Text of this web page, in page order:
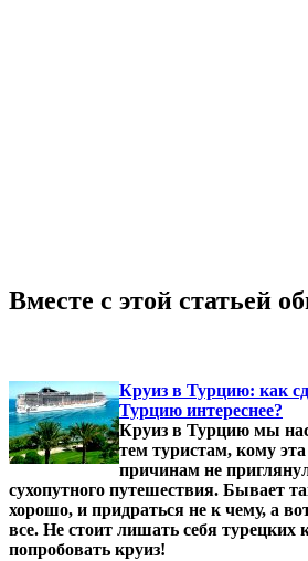
Вместе с этой статьей
Круиз в Турцию: как
Турцию интереснее?
Круиз в Турцию мы
тем туристам, кому
причинам не
сухопутного путешествия. Бывает
хорошо, и придраться не к чему, а
все. Не стоит лишать себя турецких
попробовать круиз!